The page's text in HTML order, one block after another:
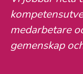
medarbetare
gemenskap